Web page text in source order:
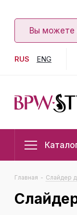
Вы можете
RUS ENG
Главная - Слайдер